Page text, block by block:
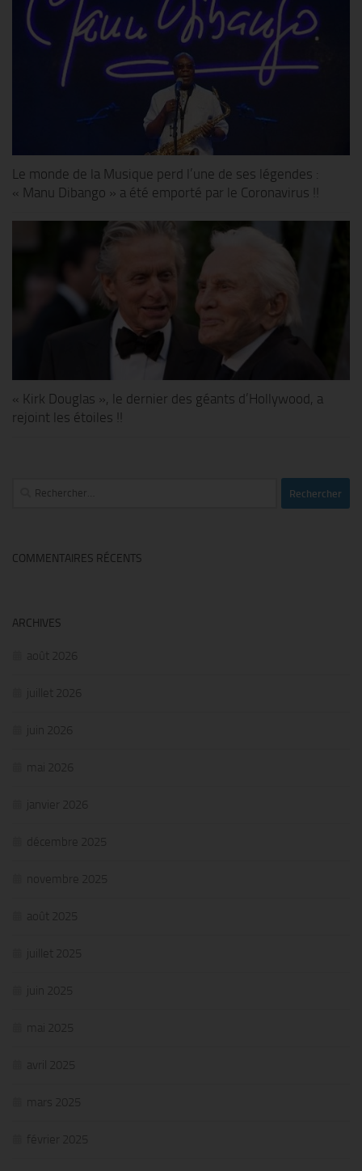
Le monde de la Musique perd l’une de ses légendes :
« Manu Dibango » a été emporté par le Coronavirus !!
« Kirk Douglas », le dernier des géants d’Hollywood, a
rejoint les étoiles !!
Rechercher :
COMMENTAIRES RÉCENTS
ARCHIVES
août 2026
juillet 2026
juin 2026
mai 2026
janvier 2026
décembre 2025
novembre 2025
août 2025
juillet 2025
juin 2025
mai 2025
avril 2025
mars 2025
février 2025